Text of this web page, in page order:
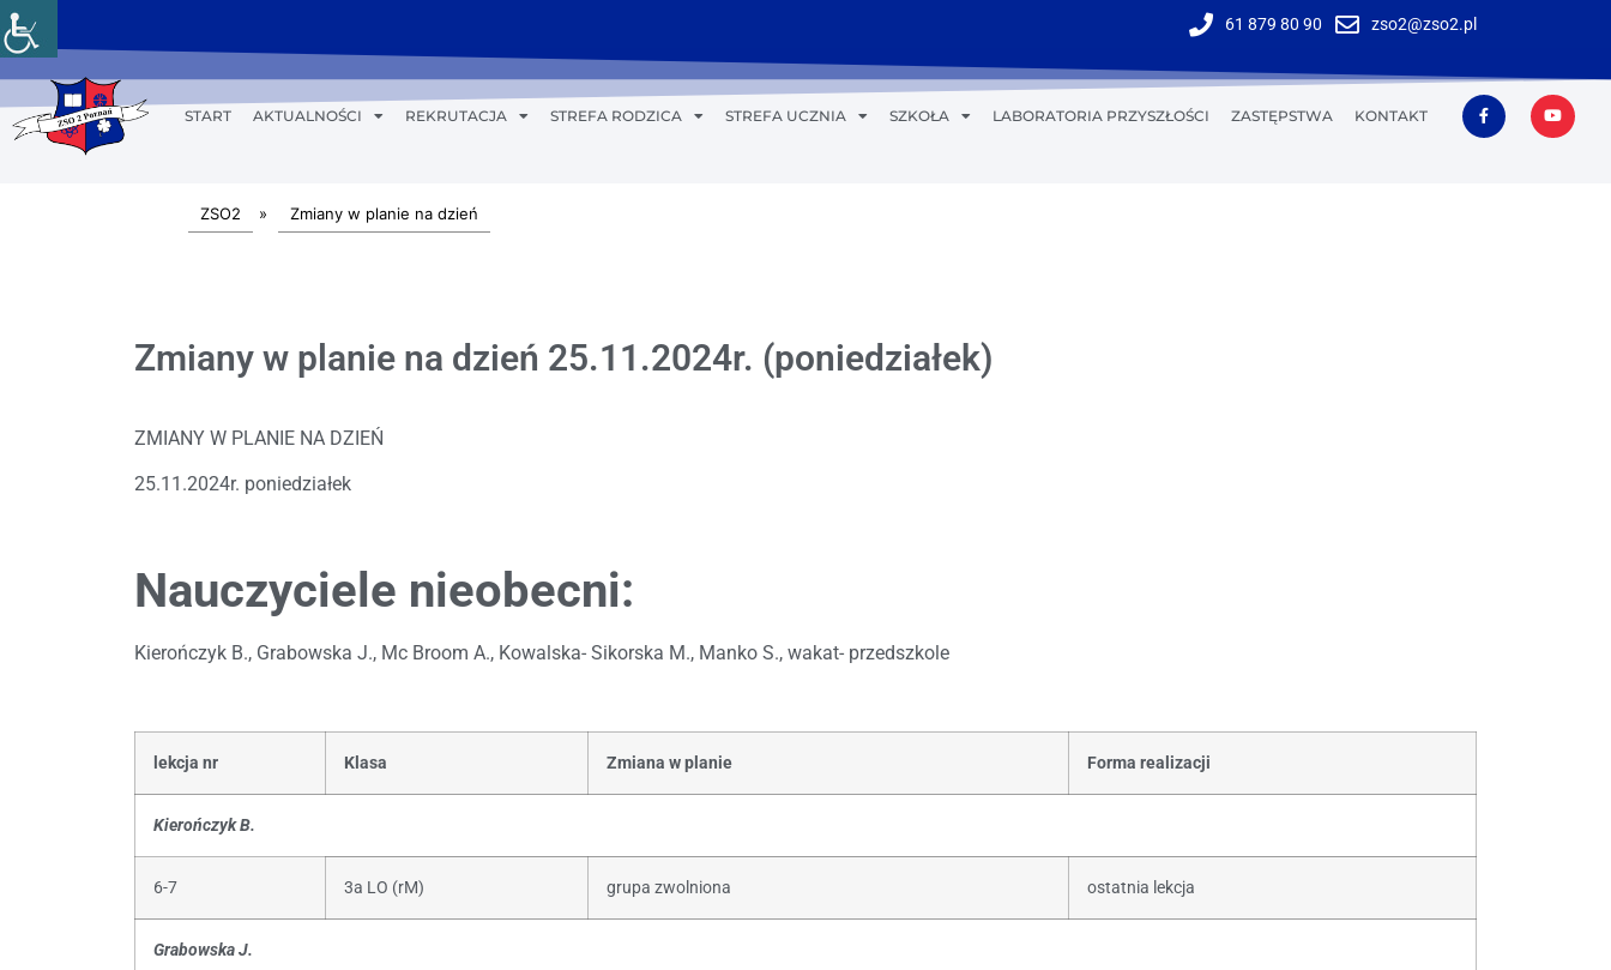
61 879 80 90 zso2@zso2.pl
START AKTUALNOŚCI REKRUTACJA STREFA RODZICA STREFA UCZNIA SZKOŁA LABORATORIA PRZYSZŁOŚCI ZASTĘPSTWA KONTAKT
ZSO2 » Zmiany w planie na dzień
Zmiany w planie na dzień 25.11.2024r. (poniedziałek)
ZMIANY W PLANIE NA DZIEŃ
25.11.2024r. poniedziałek
Nauczyciele nieobecni:
Kierończyk B., Grabowska J., Mc Broom A., Kowalska- Sikorska M., Manko S., wakat- przedszkole
lekcja nr Klasa Zmiana w planie Forma realizacji
Kierończyk B.
6-7 3a LO (rM) grupa zwolniona ostatnia lekcja
Grabowska J.